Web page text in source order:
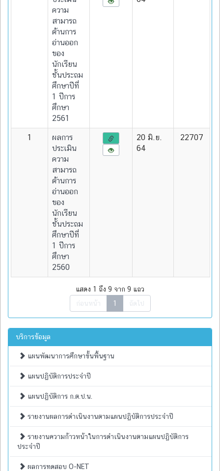
ความ
สามารถ
ด้านการ
อ่านออก
ของ
นักเรียน
ชั้นประถม
ศึกษาปีที่
1 ปีการ
ศึกษา
2561
1
ผลการ
ประเมิน
ความ
สามารถ
ด้านการ
อ่านออก
ของ
นักเรียน
ชั้นประถม
ศึกษาปีที่
1 ปีการ
ศึกษา
2560
20 มิ.ย.
64
22707
แสดง 1 ถึง 9 จาก 9 แถว
ก่อนหน้า
1 ถัดไป
บริการข้อมูล
แผนพัฒนาการศึกษาขั้นพื้นฐาน
แผนปฏิบัติการประจำปี
แผนปฏิบัติการ ก.ต.ป.น.
รายงานผลการดำเนินงานตามแผนปฏิบัติการประจำปี
รายงานความก้าวหน้าในการดำเนินงานตามแผนปฏิบัติการ
ประจำปี
ผลการทดสอบ O-NET